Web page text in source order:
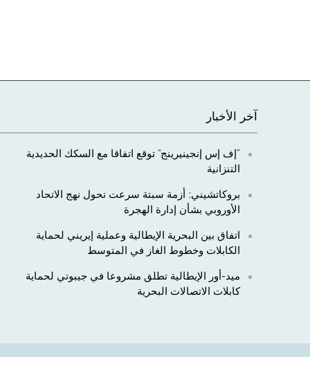
آخر الأخبار
“إف إس إنجينيرينج” توقع اتفاقا مع السكك الحديدية
التنزانية
بروكاتشيني: أزمة سبتة سرعت تحول نهج الاتحاد
الأوروبي بشأن إدارة الهجرة
اتفاق بين البحرية الإيطالية وعملية إيريني لحماية
الكابلات وخطوط الغاز في المتوسط
ميد-أور الإيطالية تطلق مشروعا في جيبوتي لحماية
كابلات الاتصالات البحرية